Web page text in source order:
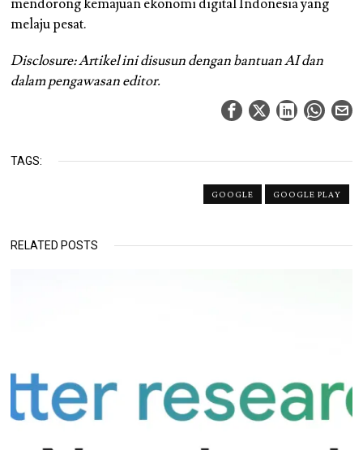
mendorong kemajuan ekonomi digital Indonesia yang
melaju pesat.
Disclosure: Artikel ini disusun dengan bantuan AI dan
dalam pengawasan editor.
TAGS:
GOOGLE GOOGLE PLAY
RELATED POSTS